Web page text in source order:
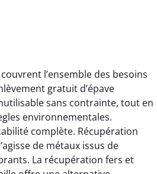
l’ensemble des besoins
gratuit d’épave
sans contrainte, tout en
environnementales.
complète. Récupération
de métaux issus de
La récupération fers et